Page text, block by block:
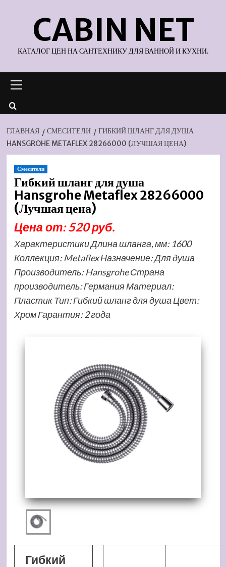
содержимомуCABIN NET
КАТАЛОГ ЦЕН НА САНТЕХНИКУ ДЛЯ ВАННОЙ И КУХНИ.
меню
ГЛАВНАЯ СМЕСИТЕЛИ
ГИБКИЙ ШЛАНГ ДЛЯ ДУША
HANSGROHE METAFLEX 28266000 (ЛУЧШАЯ ЦЕНА)
Смесители
Гибкий шланг для душа
Hansgrohe Metaflex 28266000
(Лучшая цена)
Цена от: 520 руб.
Характеристики Длина шланга, мм: 1600
Коллекция: Metaflex Назначение: Для душа
Производитель: Hansgrohe Страна
производитель: Германия Материал:
Пластик Тип: Гибкий шланг для душа Цвет:
Хром Гарантия: 2 года
Гибкий